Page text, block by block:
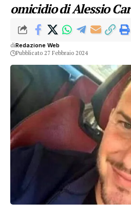
omicidio di Alessio
diRedazione Web
Pubblicato 27 Febbraio 2024